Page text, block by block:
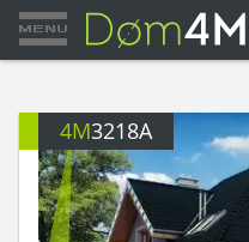
4M3218A